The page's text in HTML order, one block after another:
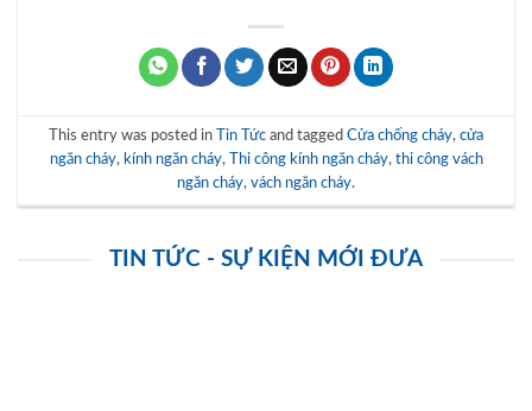
This entry was posted in Tin Tức and tagged Cửa chống cháy, cửa
ngăn cháy, kính ngăn cháy, Thi công kính ngăn cháy, thi công vách
ngăn cháy, vách ngăn cháy.
TIN TỨC - SỰ KIỆN MỚI ĐƯA